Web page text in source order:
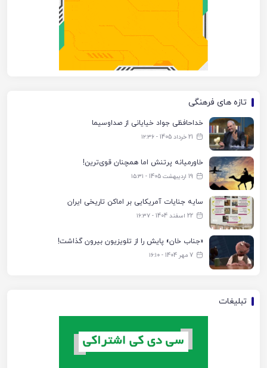
تازه های فرهنگی
خداحافظی جواد خیایانی از صداوسیما
21 خرداد 1405 - ۱۲:۳۶
خاورمیانه پرتنش اما همچنان قوی‌ترین!
19 اردیبهشت 1405 - ۱۵:۳۱
سایه جنایات آمریکایی بر اماکن تاریخی ایران
22 اسفند 1404 - ۱۶:۳۷
«جناب خان» پایش را از تلویزیون بیرون گذاشت!
7 مهر 1404 - ۱۶:۱۰
تبلیغات